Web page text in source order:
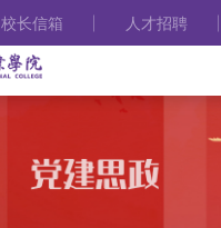
校长信箱 人才招聘